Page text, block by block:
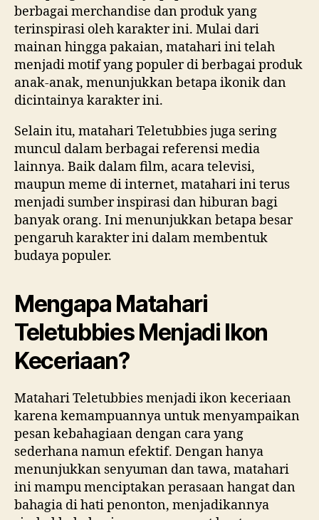
berbagai merchandise dan produk yang
terinspirasi oleh karakter ini. Mulai dari
mainan hingga pakaian, matahari ini telah
menjadi motif yang populer di berbagai produk
anak-anak, menunjukkan betapa ikonik dan
dicintainya karakter ini.
Selain itu, matahari Teletubbies juga sering
muncul dalam berbagai referensi media
lainnya. Baik dalam film, acara televisi,
maupun meme di internet, matahari ini terus
menjadi sumber inspirasi dan hiburan bagi
banyak orang. Ini menunjukkan betapa besar
pengaruh karakter ini dalam membentuk
budaya populer.
Mengapa Matahari
Teletubbies Menjadi Ikon
Keceriaan?
Matahari Teletubbies menjadi ikon keceriaan
karena kemampuannya untuk menyampaikan
pesan kebahagiaan dengan cara yang
sederhana namun efektif. Dengan hanya
menunjukkan senyuman dan tawa, matahari
ini mampu menciptakan perasaan hangat dan
bahagia di hati penonton, menjadikannya